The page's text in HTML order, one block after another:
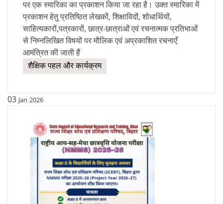
पर एक स्मारिका का प्रकाशन किया जा रहा है। उक्त स्मारिका में
प्रकाशन हेतु प्रतिष्ठित लेखकों, शिक्षाविदों, शोधार्थियों,
साहित्यकारों,पत्रकारों, छात्र-छात्राओं एवं रचनात्मक प्रतिभाओं
से निम्नलिखित विषयों पर मौलिक एवं अप्रकाशित रचनाएँ
आमंत्रित की जाती हैं
शैक्षिक पहल और कार्यक्रम
03 Jan 2026